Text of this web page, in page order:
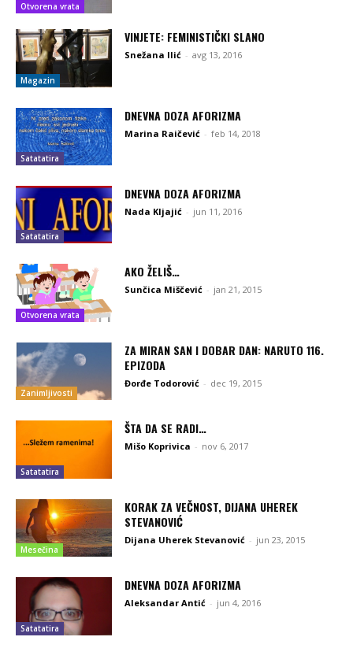
Otvorena vrata
Magazin
VINJETE: FEMINISTIČKI SLANO
Snežana Ilić - avg 13, 2016
Satatatira
DNEVNA DOZA AFORIZMA
Marina Raičević - feb 14, 2018
Satatatira
DNEVNA DOZA AFORIZMA
Nada Kljajić - jun 11, 2016
Otvorena vrata
AKO ŽELIŠ…
Sunčica Miščević - jan 21, 2015
Zanimljivosti
ZA MIRAN SAN I DOBAR DAN: NARUTO 116.
EPIZODA
Đorđe Todorović - dec 19, 2015
Satatatira
ŠTA DA SE RADI…
Mišo Koprivica - nov 6, 2017
Mesečina
KORAK ZA VEČNOST, DIJANA UHEREK
STEVANOVIĆ
Dijana Uherek Stevanović - jun 23, 2015
Satatatira
DNEVNA DOZA AFORIZMA
Aleksandar Antić - jun 4, 2016